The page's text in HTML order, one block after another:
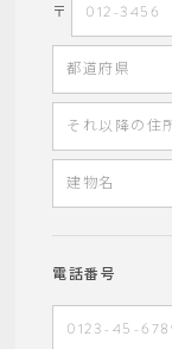
〒
電話番号